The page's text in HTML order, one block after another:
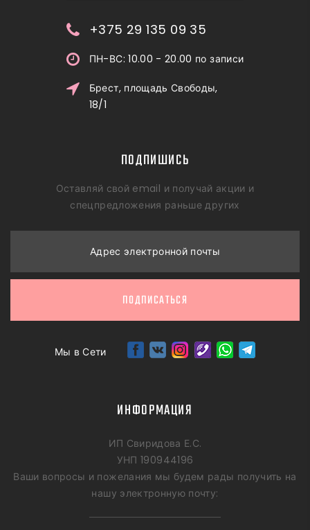
+375 29 135 09 35
ПН-ВС: 10.00 - 20.00 по записи
Брест, площадь Свободы,
18/1
ПОДПИШИСЬ
Оставляй свой email и получай акции и
спецпредложения раньше других
Адрес электронной почты
ПОДПИСАТЬСЯ
Мы в Сети
ИНФОРМАЦИЯ
ИП Свиридова Е.С.
УНП 190944196
Ваши вопросы и пожелания мы будем рады получить на
нашу электронную почту: